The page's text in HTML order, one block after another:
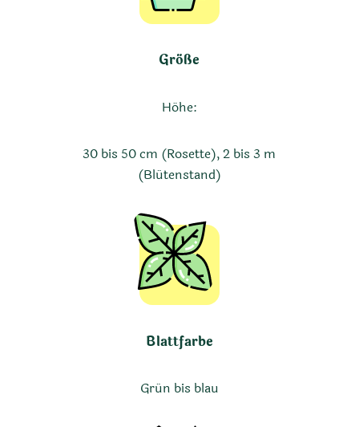
Größe
Höhe:
30 bis 50 cm (Rosette), 2 bis 3 m
(Blütenstand)
Blattfarbe
Grün bis blau